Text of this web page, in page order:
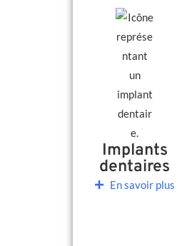
Implants
dentaires
En savoir plus